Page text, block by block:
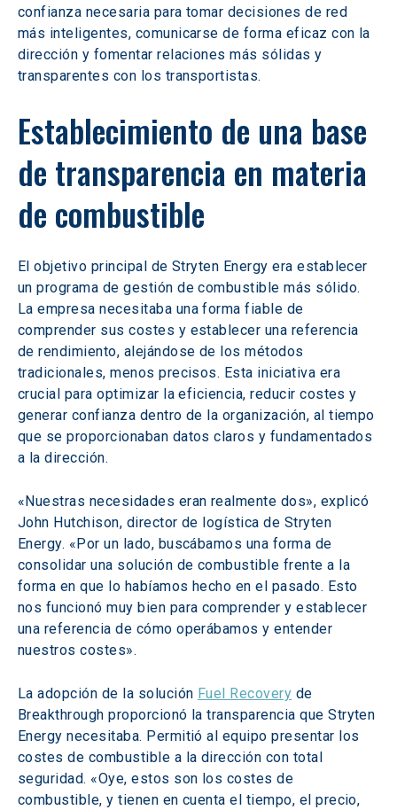
confianza necesaria para tomar decisiones de red
más inteligentes, comunicarse de forma eficaz con la
dirección y fomentar relaciones más sólidas y
transparentes con los transportistas.
Establecimiento de una base
de transparencia en materia
de combustible
El objetivo principal de Stryten Energy era establecer
un programa de gestión de combustible más sólido.
La empresa necesitaba una forma fiable de
comprender sus costes y establecer una referencia
de rendimiento, alejándose de los métodos
tradicionales, menos precisos. Esta iniciativa era
crucial para optimizar la eficiencia, reducir costes y
generar confianza dentro de la organización, al tiempo
que se proporcionaban datos claros y fundamentados
a la dirección.
«Nuestras necesidades eran realmente dos», explicó
John Hutchison, director de logística de Stryten
Energy. «Por un lado, buscábamos una forma de
consolidar una solución de combustible frente a la
forma en que lo habíamos hecho en el pasado. Esto
nos funcionó muy bien para comprender y establecer
una referencia de cómo operábamos y entender
nuestros costes».
La adopción de la solución Fuel Recovery de
Breakthrough proporcionó la transparencia que Stryten
Energy necesitaba. Permitió al equipo presentar los
costes de combustible a la dirección con total
seguridad. «Oye, estos son los costes de
combustible, y tienen en cuenta el tiempo, el precio,